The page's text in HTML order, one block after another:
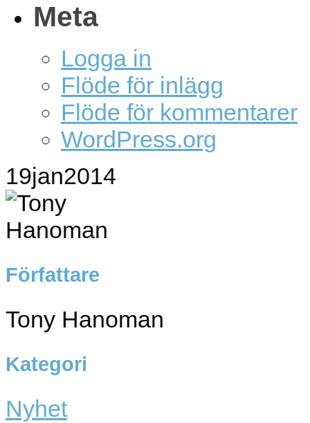
Meta
Logga in
Flöde för inlägg
Flöde för kommentarer
WordPress.org
19jan2014
Författare
Tony Hanoman
Kategori
Nyhet